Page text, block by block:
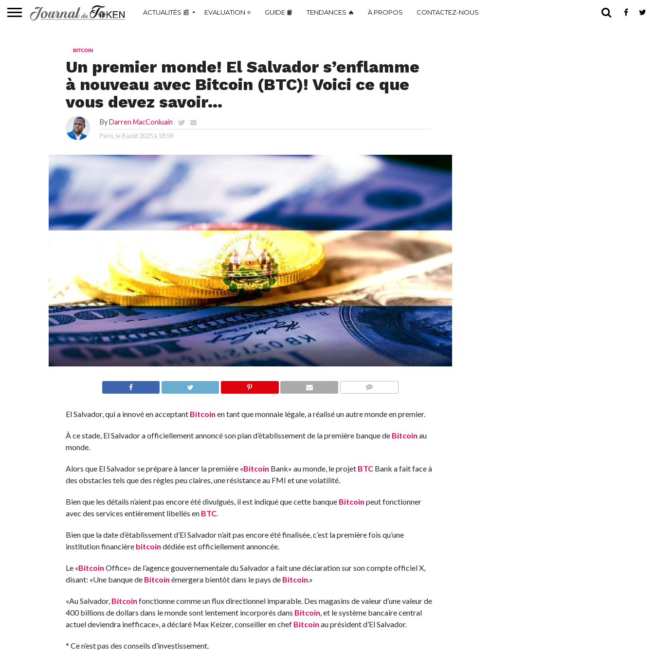
ACTUALITÉS 📰 EVALUATION ⭐ GUIDE 📙 TENDANCES 🔥 À PROPOS CONTACTEZ-NOUS
BITCOIN
Un premier monde! El Salvador s’enflamme
à nouveau avec Bitcoin (BTC)! Voici ce que
vous devez savoir…
ByDarren MacConluain
Paris, le 8 août 2025 à 18:59
El Salvador, qui a innové en acceptant Bitcoin en tant que monnaie légale, a réalisé un autre monde en premier.
À ce stade, El Salvador a officiellement annoncé son plan d’établissement de la première banque de Bitcoin au
monde.
Alors que El Salvador se prépare à lancer la première «Bitcoin Bank» au monde, le projet BTCBank a fait face à
des obstacles tels que des règles peu claires, une résistance au FMI et une volatilité.
Bien que les détails n’aient pas encore été divulgués, il est indiqué que cette banque Bitcoin peut fonctionner
avec des services entièrement libellés en BTC.
Bien que la date d’établissement d’El Salvador n’ait pas encore été finalisée, c’est la première fois qu’une
institution financière bitcoin dédiée est officiellement annoncée.
Le «Bitcoin Office» de l’agence gouvernementale du Salvador a fait une déclaration sur son compte officiel X,
disant: «Une banque de Bitcoin émergera bientôt dans le pays de Bitcoin.»
«Au Salvador, Bitcoin fonctionne comme un flux directionnel imparable. Des magasins de valeur d’une valeur de
400 billions de dollars dans le monde sont lentement incorporés dans Bitcoin, et le système bancaire central
actuel deviendra inefficace», a déclaré Max Keizer, conseiller en chef Bitcoin au président d’El Salvador.
* Ce n’est pas des conseils d’investissement.